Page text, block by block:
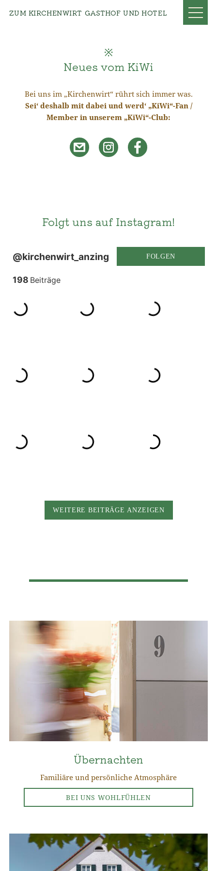
ZUM KIRCHENWIRT GASTHOF UND HOTEL
Neues vom KiWi
Bei uns im „Kirchenwirt“ rührt sich immer was.
Sei‘ deshalb mit dabei und werd‘ „KiWi“-Fan /
Member in unserem „KiWi“-Club:
Folgt uns auf Instagram!
Übernachten
Familiäre und persönliche Atmosphäre
BEI UNS WOHLFÜHLEN